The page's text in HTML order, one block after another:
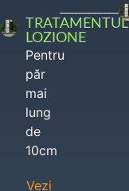
TRATAMENTUL
LOZIONE
Pentru
păr
mai
lung
de
10cm
Vezi